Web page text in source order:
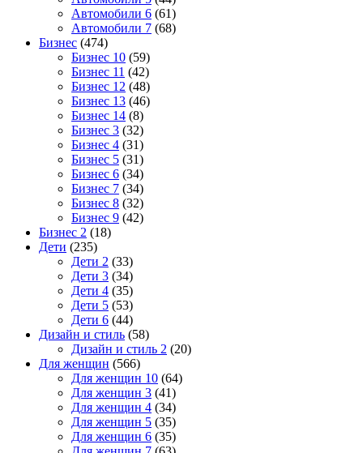
Автомобили 6 (61)
Автомобили 7 (68)
Бизнес (474)
Бизнес 10 (59)
Бизнес 11 (42)
Бизнес 12 (48)
Бизнес 13 (46)
Бизнес 14 (8)
Бизнес 3 (32)
Бизнес 4 (31)
Бизнес 5 (31)
Бизнес 6 (34)
Бизнес 7 (34)
Бизнес 8 (32)
Бизнес 9 (42)
Бизнес 2 (18)
Дети (235)
Дети 2 (33)
Дети 3 (34)
Дети 4 (35)
Дети 5 (53)
Дети 6 (44)
Дизайн и стиль (58)
Дизайн и стиль 2 (20)
Для женщин (566)
Для женщин 10 (64)
Для женщин 3 (41)
Для женщин 4 (34)
Для женщин 5 (35)
Для женщин 6 (35)